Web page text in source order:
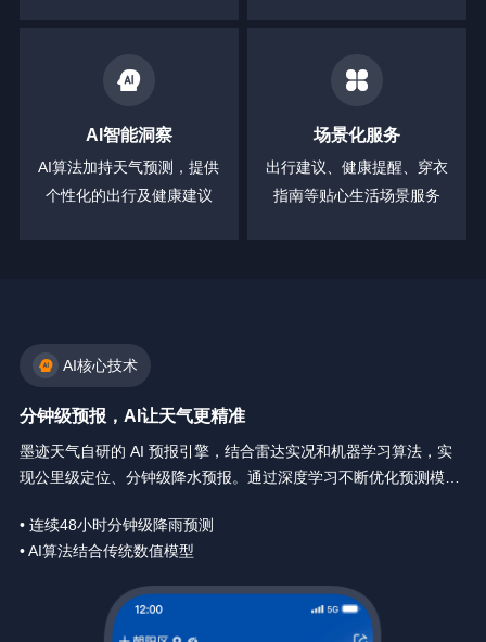
AI智能洞察
AI算法加持天气预测，提供
个性化的出行及健康建议
场景化服务
出行建议、健康提醒、穿衣
指南等贴心生活场景服务
AI核心技术
分钟级预报，AI让天气更精准
墨迹天气自研的 AI 预报引擎，结合雷达实况和机器学习算法，实
现公里级定位、分钟级降水预报。通过深度学习不断优化预测模
• 连续48小时分钟级降雨预测
• AI算法结合传统数值模型